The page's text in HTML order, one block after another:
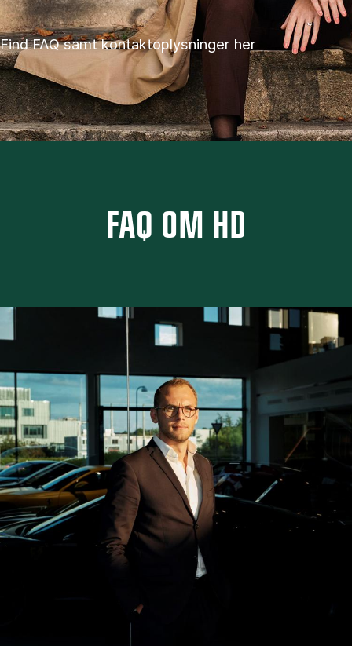
Find FAQ samt kontaktoplysninger her
FAQ OM HD